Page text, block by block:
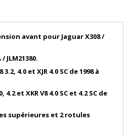
avant pour Jaguar X308 /
JLM21380.
4.0 et XJR 4.0 SC de 1998 à
4.2 et XKR V8 4.0 SC et 4.2 SC de
supérieures et 2 rotules